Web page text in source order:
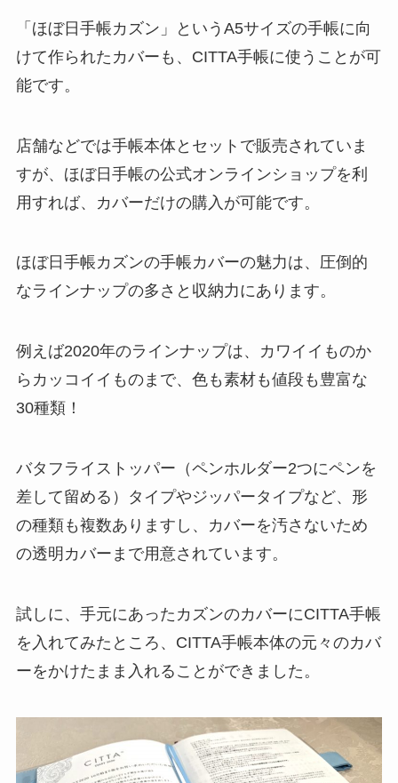
「ほぼ日手帳カズン」というA5サイズの手帳に向
けて作られたカバーも、CITTA手帳に使うことが可
能です。
店舗などでは手帳本体とセットで販売されていま
すが、ほぼ日手帳の公式オンラインショップを利
用すれば、カバーだけの購入が可能です。
ほぼ日手帳カズンの手帳カバーの魅力は、 圧倒的
なラインナップの多さと収納力にあります。
例えば2020年のラインナップは、カワイイものか
らカッコイイものまで、色も素材も値段も豊富な
30種類！
バタフライストッパー（ペンホルダー2つにペンを
差して留める）タイプやジッパータイプなど、形
の種類も複数ありますし、カバーを汚さないため
の透明カバーまで用意されています。
試しに、手元にあったカズンのカバーにCITTA手帳
を入れてみたところ、CITTA手帳本体の元々のカバ
ーをかけたまま入れることができました。